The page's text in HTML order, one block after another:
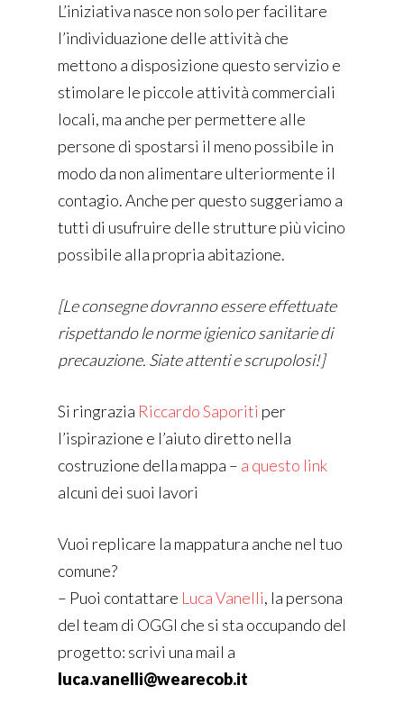
L’iniziativa nasce non solo per facilitare
l’individuazione delle attività che
mettono a disposizione questo servizio e
stimolare le piccole attività commerciali
locali, ma anche per permettere alle
persone di spostarsi il meno possibile in
modo da non alimentare ulteriormente il
contagio. Anche per questo suggeriamo a
tutti di usufruire delle strutture più vicino
possibile alla propria abitazione.
[Le consegne dovranno essere effettuate
rispettando le norme igienico sanitarie di
precauzione. Siate attenti e scrupolosi!]
Si ringrazia Riccardo Saporiti per
l’ispirazione e l’aiuto diretto nella
costruzione della mappa – a questo link
alcuni dei suoi lavori
Vuoi replicare la mappatura anche nel tuo
comune?
– Puoi contattare Luca Vanelli, la persona
del team di OGGI che si sta occupando del
progetto: scrivi una mail a
luca.vanelli@wearecob.it